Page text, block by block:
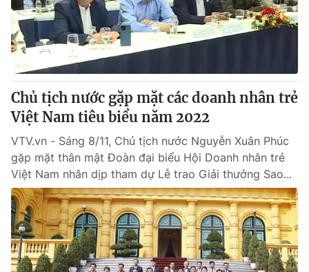
Chủ tịch nước gặp mặt các doanh nhân trẻ
Việt Nam tiêu biểu năm 2022
VTV.vn - Sáng 8/11, Chủ tịch nước Nguyễn Xuân Phúc
gặp mặt thân mật Đoàn đại biểu Hội Doanh nhân trẻ
Việt Nam nhân dịp tham dự Lễ trao Giải thưởng Sao...